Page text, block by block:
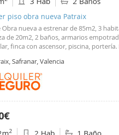
es conocido por su ambiente familiar
necesitar a tu alrededor. Desde
de ocio, todo está a tu alcance
vistas a ayudarte a tomar la
loft. Serás bienvenido para
emana cada rincón de la vivienda.
de 2024.No lo pienses más y
en Patraix - Safranar tiene para
tu hogar ideal, y estamos seguros
y ayudarte a dar el siguiente
piso obra nueva Patraix
Obra nueva a estrenar de 85m2, 3
de 20m2, 2 baños, armarios
finca con ascensor, piscina, portería.
Safranar, Valencia
2 2 Hab 1 Baño